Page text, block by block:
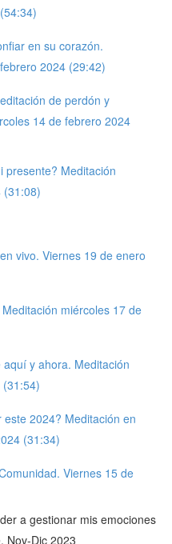
en su corazón.
2024 (29:42)
de perdón y
14 de febrero 2024
presente? Meditación
(31:08)
vivo. Viernes 19 de enero
miércoles 17 de
y ahora. Meditación
2024? Meditación en
(31:34)
Viernes 15 de
a gestionar mis emociones
Nov-Dic 2023